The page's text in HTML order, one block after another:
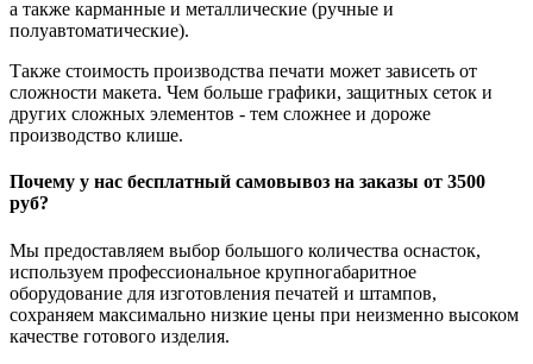
а также карманные и металлические (ручные и
полуавтоматические).
Также стоимость производства печати может зависеть от
сложности макета. Чем больше графики, защитных сеток и
других сложных элементов - тем сложнее и дороже
производство клише.
Почему у нас бесплатный самовывоз на заказы от 3500
руб?
Мы предоставляем выбор большого количества оснасток,
используем профессиональное крупногабаритное
оборудование для изготовления печатей и штампов,
сохраняем максимально низкие цены при неизменно высоком
качестве готового изделия.